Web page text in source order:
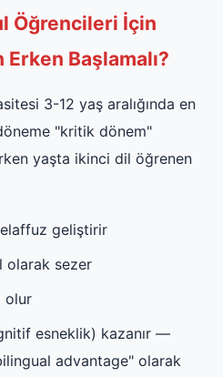
Öğrencileri İçin
Başlamalı?
3-12 yaş aralığında en
"kritik dönem"
yaşta ikinci dil öğrenen
geliştirir
olarak sezer
olur
esneklik) kazanır —
advantage" olarak